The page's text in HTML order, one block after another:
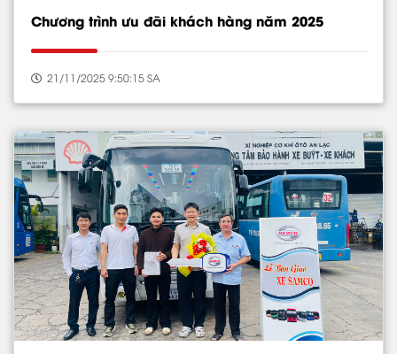
Chương trình ưu đãi khách hàng năm 2025
21/11/2025 9:50:15 SA